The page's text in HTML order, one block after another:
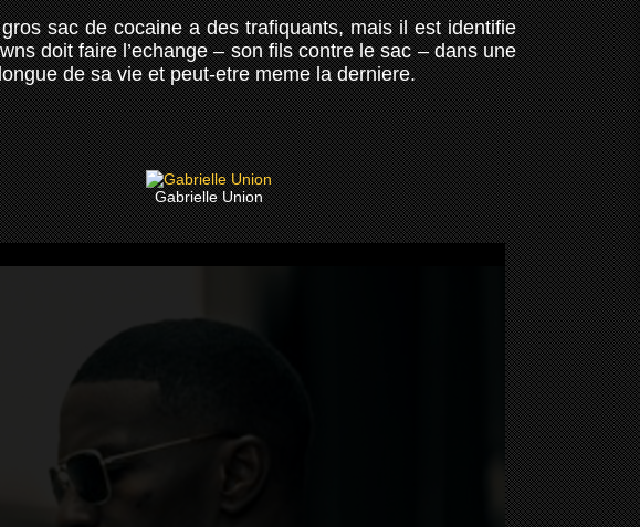
sac de cocaine a des trafiquants, mais il est identifie
doit faire l’echange – son fils contre le sac – dans une
de sa vie et peut-etre meme la derniere.
Gabrielle Union